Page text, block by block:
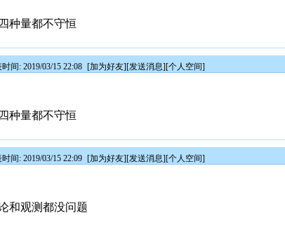
种量都不守恒
间: 2019/03/15 22:08 [加为好友][发送消息][个人空间]
种量都不守恒
间: 2019/03/15 22:09 [加为好友][发送消息][个人空间]
和观测都没问题